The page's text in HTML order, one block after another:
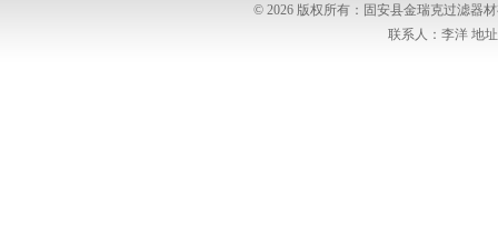
© 2026 版权所有：固安县金瑞克过滤器
联系人：李洋 地